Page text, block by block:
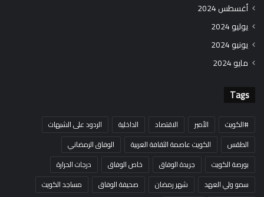
أغسطس 2024
يوليو 2024
يونيو 2024
مايو 2024
Tags
#الكويت الأمير الاقتصاد الداخلية
الردود على الشبهات
الطقس
الكويت عاصمة الثقافة العربية
الوفاق الرمضاني
بورصة الكويت
جريدة الوفاق خاص الوفاق
درجات الحرارة
سمو ولي العهد
شهر رمضان صحيفة الوفاق
مساجد الكويت